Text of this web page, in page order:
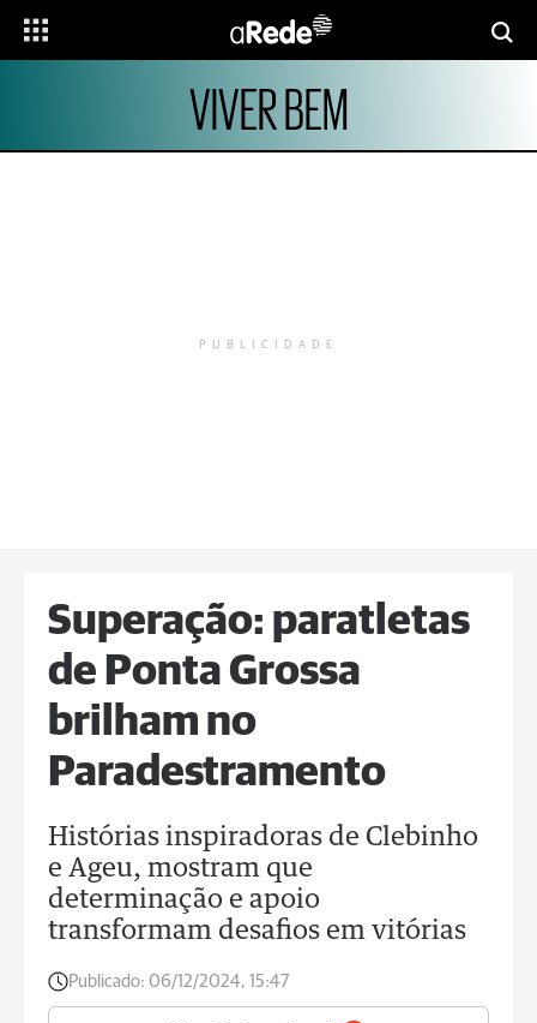
VIVER BEM
PUBLICIDADE
Superação: paratletas
de Ponta Grossa
brilham no
Paradestramento
Histórias inspiradoras de Clebinho
e Ageu, mostram que
determinação e apoio
transformam desafios em vitórias
Publicado: 06/12/2024, 15:47